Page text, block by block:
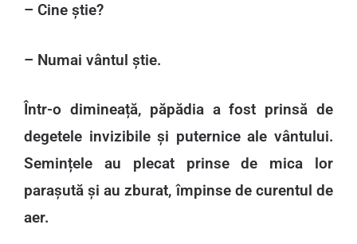
– Cine știe?
– Numai vântul știe.
Într-o dimineață, păpădia a fost prinsă de
degetele invizibile și puternice ale vântului.
Semințele au plecat prinse de mica lor
parașută și au zburat, împinse de curentul de
aer.